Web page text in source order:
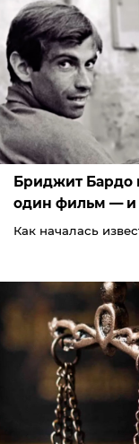
Бриджит Бардо
один фильм — и
Как началась